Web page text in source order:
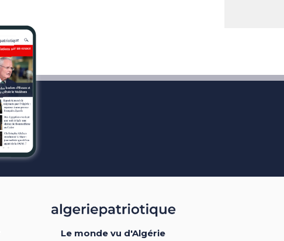
Le monde vu d'Algérie